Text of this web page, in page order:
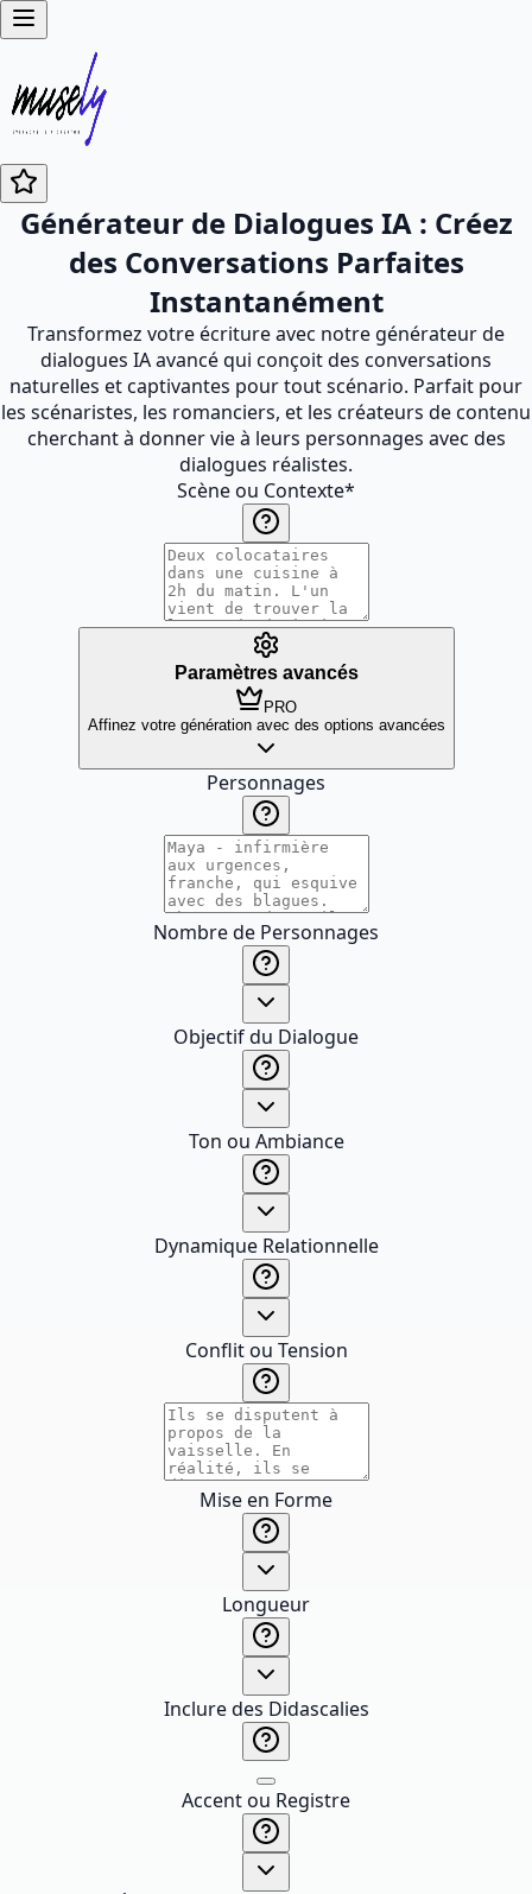
Générateur de Dialogues IA : Créez
des Conversations Parfaites
Instantanément
Transformez votre écriture avec notre générateur de
dialogues IA avancé qui conçoit des conversations
naturelles et captivantes pour tout scénario. Parfait pour
les scénaristes, les romanciers, et les créateurs de contenu
cherchant à donner vie à leurs personnages avec des
dialogues réalistes.
Scène ou Contexte*
Paramètres avancés
PRO
Affinez votre génération avec des options avancées
Personnages
Nombre de Personnages
Objectif du Dialogue
Ton ou Ambiance
Dynamique Relationnelle
Conflit ou Tension
Mise en Forme
Longueur
Inclure des Didascalies
Accent ou Registre